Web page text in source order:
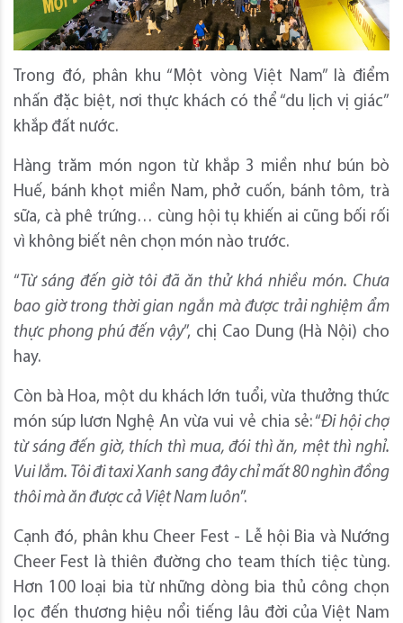
Trong đó, phân khu “Một vòng Việt Nam” là điểm
nhấn đặc biệt, nơi thực khách có thể “du lịch vị giác”
khắp đất nước.
Hàng trăm món ngon từ khắp 3 miền như bún bò
Huế, bánh khọt miền Nam, phở cuốn, bánh tôm, trà
sữa, cà phê trứng… cùng hội tụ khiến ai cũng bối rối
vì không biết nên chọn món nào trước.
“ Từ sáng đến giờ tôi đã ăn thử khá nhiều món. Chưa
bao giờ trong thời gian ngắn mà được trải nghiệm ẩm
thực phong phú đến vậy”, chị Cao Dung (Hà Nội) cho
hay.
Còn bà Hoa, một du khách lớn tuổi, vừa thưởng thức
món súp lươn Nghệ An vừa vui vẻ chia sẻ: “Đi hội chợ
từ sáng đến giờ, thích thì mua, đói thì ăn, mệt thì nghỉ.
Vui lắm. Tôi đi taxi Xanh sang đây chỉ mất 80 nghìn đồng
thôi mà ăn được cả Việt Nam luôn”.
Cạnh đó, phân khu Cheer Fest - Lễ hội Bia và Nướng
Cheer Fest là thiên đường cho team thích tiệc tùng.
Hơn 100 loại bia từ những dòng bia thủ công chọn
lọc đến thương hiệu nổi tiếng lâu đời của Việt Nam